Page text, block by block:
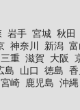
岩手 宮城 秋田
神奈川 新潟
三重 滋賀 大阪
島 山口 徳島 香
宮崎 鹿児島 沖縄